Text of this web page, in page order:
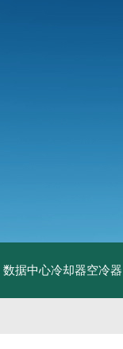
数据中心冷却器空冷器